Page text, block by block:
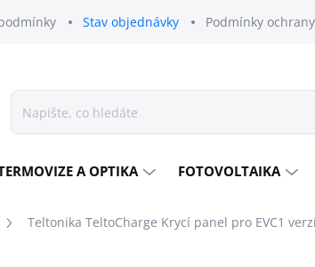
Stav objednávky Podmínky
A OPTIKA FOTOVOLTAIKA
Teltonika TeltoCharge Krycí panel pro EVC1